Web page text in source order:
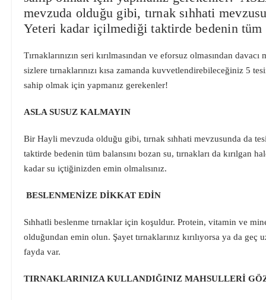
mevzuda olduğu gibi, tırnak sıhhati
Yeteri kadar içilmediği taktirde bedenin
Tırnaklarınızın seri kırılmasından ve eforsuz olmasından
sizlere tırnaklarınızı kısa zamanda kuvvetlendirebileceğiniz 5
sahip olmak için yapmanız gerekenler!
ASLA SUSUZ KALMAYIN
Bir Hayli mevzuda olduğu gibi, tırnak sıhhati mevzusunda da
taktirde bedenin tüm balansını bozan su, tırnakları da kırılgan
kadar su içtiğinizden emin olmalısınız.
BESLENMENİZE DİKKAT EDİN
Sıhhatli beslenme tırnaklar için koşuldur. Protein, vitamin ve
olduğundan emin olun. Şayet tırnaklarınız kırılıyorsa ya da geç
fayda var.
TIRNAKLARINIZA KULLANDIĞINIZ MAHSULLERİ